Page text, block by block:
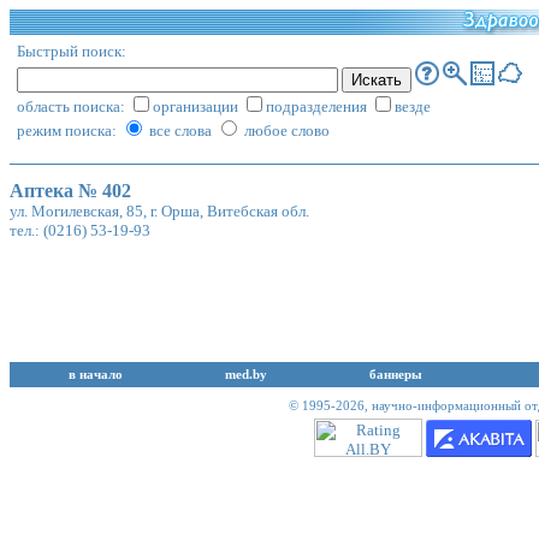
Быстрый поиск:
область поиска: организации подразделения
везде
режим поиска:
все слова любое слово
Аптека № 402
ул. Могилевская, 85, г. Орша, Витебская обл.
тел.: (0216) 53-19-93
в начало med.by баннеры
© 1995-2026, научно-информационный